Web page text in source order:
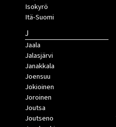
Isokyrö
Itä-Suomi
J
Jaala
Jalasjärvi
Janakkala
Joensuu
Jokioinen
Joroinen
Joutsa
Joutseno